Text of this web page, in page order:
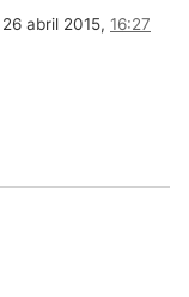
26 abril 2015, 16:27